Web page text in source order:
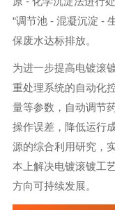
“调节池 - 混凝沉淀 -
保废水达标排放。
为进一步提高电镀滚
重处理系统的自动化
量等参数，自动调节
操作误差，降低运行
源的综合利用研究，
本上解决电镀滚镀工
方向可持续发展。